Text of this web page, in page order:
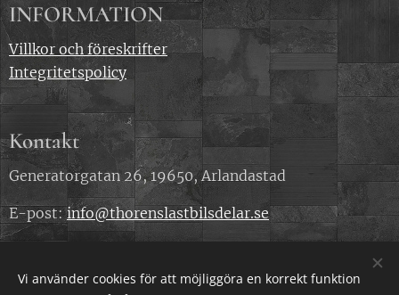
INFORMATION
Villkor och föreskrifter
Integritetspolicy
Kontakt
Generatorgatan 26, 19650, Arlandastad
E-post: info@thorenslastbilsdelar.se
Vi använder cookies för att möjliggöra en korrekt funktion